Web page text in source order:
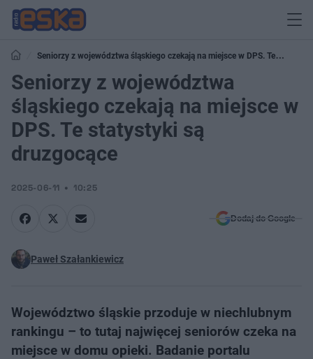
Seniorzy z województwa śląskiego czekają na miejsce w DPS. Te
statystyki są druzgocące
Seniorzy z województwa
śląskiego czekają na miejsce w
DPS. Te statystyki są
druzgocące
2025-06-11 10:25
Dodaj do Google
Paweł Szałankiewicz
Województwo śląskie przoduje w niechlubnym
rankingu – to tutaj najwięcej seniorów czeka na
miejsce w domu opieki. Badanie portalu